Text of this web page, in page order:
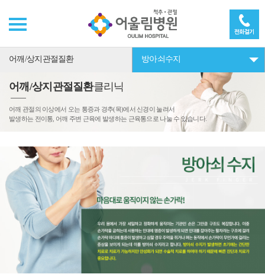
어깨/상지관절질환 방아쇠수지
어깨/상지관절질환클리닉
어깨 관절의 이상에서 오는 통증과 경추(목)에서 신경이 눌려서
발생하는 전이통, 어깨 주변 근육에 발생하는 근육통으로 나눌 수 있습니다.